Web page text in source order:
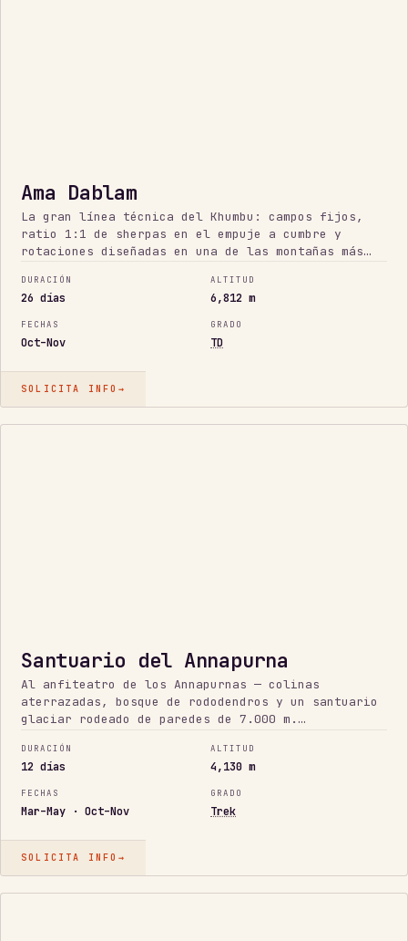
Ama Dablam
La gran línea técnica del Khumbu: campos fijos,
ratio 1:1 de sherpas en el empuje a cumbre y
rotaciones diseñadas en una de las montañas más
DURACIÓN
26 días
ALTITUD
6,812 m
FECHAS
Oct–Nov
GRADO
TD
SOLICITA INFO →
Santuario del Annapurna
Al anfiteatro de los Annapurnas — colinas
aterrazadas, bosque de rododendros y un santuario
glaciar rodeado de paredes de 7.000 m.
en todo el camino.
DURACIÓN
12 días
ALTITUD
4,130 m
FECHAS
Mar–May · Oct–Nov
GRADO
Trek
SOLICITA INFO →